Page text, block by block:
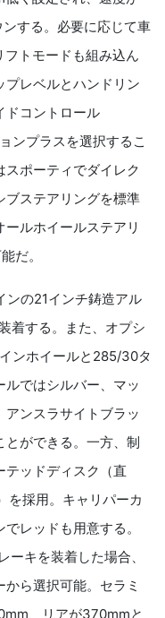
する。必要に応じて車
トモードも組み込ん
プレベルとハンドリン
ドコントロール
ンプラスを選択するこ
ポーティでダイレク
ブステアリングを標準
ルホイールステアリ
だ。
の21インチ鋳造アル
着する。また、オプシ
ンホイールと285/30タ
ではシルバー、マッ
アンスラサイトブラッ
とができる。一方、制
テッドディスク（直
採用。キャリパーカ
レッドも用意する。
ーキを装着した場合、
ら選択可能。セラミ
、リアが370mmと